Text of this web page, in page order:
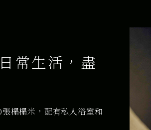
常生活，盡
榻榻米，配有私人浴室和